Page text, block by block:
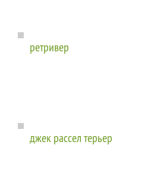
ретривер
джек рассел терьер